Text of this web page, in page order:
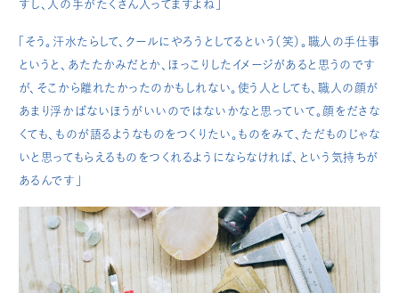
すし、人の手がたくさん入ってますよね」
「そう。汗水たらして、クールにやろうとしてるという（笑）。職人の手仕事
というと、あたたかみだとか、ほっこりしたイメージがあると思うのです
が、そこから離れたかったのかもしれない。使う人としても、職人の顔が
あまり浮かばないほうがいいのではないかなと思っていて。顔をださな
くても、ものが語るようなものをつくりたい。ものをみて、ただものじゃな
いと思ってもらえるものをつくれるようにならなければ、という気持ちが
あるんです」